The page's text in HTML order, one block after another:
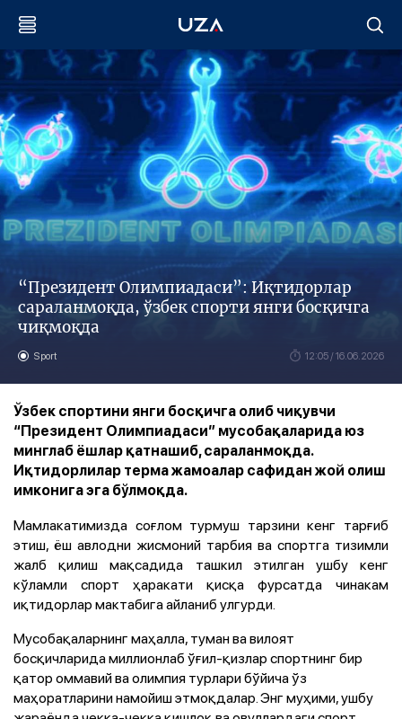
“Президент Олимпиадаси”: Иқтидорлар
сараланмоқда, ўзбек спорти янги босқичга
чиқмоқда
Sport 12:05 / 16.06.2026
Ўзбек спортини янги босқичга олиб чиқувчи
“Президент Олимпиадаси” мусобақаларида юз
минглаб ёшлар қатнашиб, сараланмоқда.
Иқтидорлилар терма жамоалар сафидан жой олиш
имконига эга бўлмоқда.
Мамлакатимизда соғлом турмуш тарзини кенг тарғиб
этиш, ёш авлодни жисмоний тарбия ва спортга тизимли
жалб қилиш мақсадида ташкил этилган ушбу кенг
кўламли спорт ҳаракати қисқа фурсатда чинакам
иқтидорлар мактабига айланиб улгурди.
Мусобақаларнинг маҳалла, туман ва вилоят
босқичларида миллионлаб ўғил-қизлар спортнинг бир
қатор оммавий ва олимпия турлари бўйича ўз
маҳоратларини намойиш этмоқдалар. Энг муҳими, ушбу